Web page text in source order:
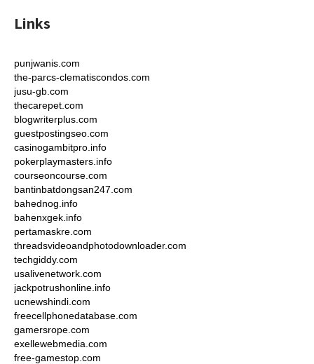
Links
punjwanis.com
the-parcs-clematiscondos.com
jusu-gb.com
thecarepet.com
blogwriterplus.com
guestpostingseo.com
casinogambitpro.info
pokerplaymasters.info
courseoncourse.com
bantinbatdongsan247.com
bahednog.info
bahenxgek.info
pertamaskre.com
threadsvideoandphotodownloader.com
techgiddy.com
usalivenetwork.com
jackpotrushonline.info
ucnewshindi.com
freecellphonedatabase.com
gamersrope.com
exellewebmedia.com
free-gamestop.com